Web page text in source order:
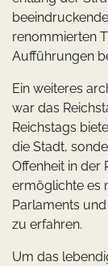
renommierten
Aufführungen
Ein weiteres
war das
Reichstags
die Stadt,
Offenheit in der
ermöglichte es
Parlaments
zu erfahren.
Um das